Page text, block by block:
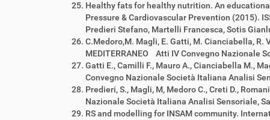
Healthy fats for healthy nutrition. An
Pressure & Cardiovascular Prevention (2015).
Predieri Stefano, Martelli Francesca, Sotis
C.Medoro,M. Magli, E. Gatti, M. Cianciabella, R.
MEDITERRANEO Atti IV Convegno Nazionale
Gatti E., Camilli F., Mauro A., Cianciabella M.,
Convegno Nazionale Società Italiana Analisi
Predieri, S., Magli, M, Medoro C., Creti D.,
Nazionale Società Italiana Analisi Sensoriale,
RS and modelling for INSAM community.